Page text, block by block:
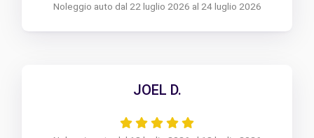
Noleggio auto dal 22 luglio 2026 al 24 luglio 2026
JOEL D.